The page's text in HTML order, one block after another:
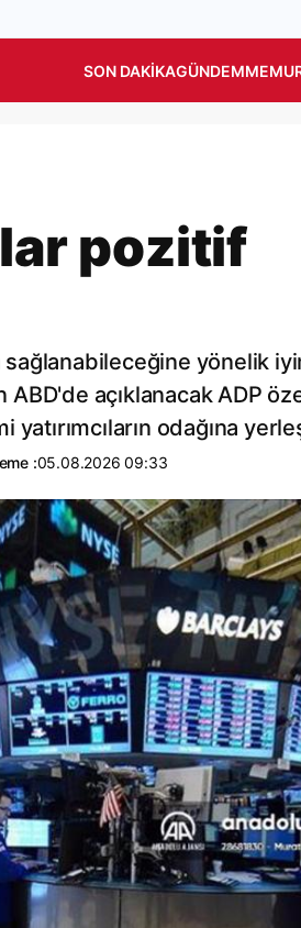
SON DAKIKAGÜNDEM
pozitif
sağlanabileceğine yönelik
açıklanacak ADP
odağına
:05.08.2026 09:33